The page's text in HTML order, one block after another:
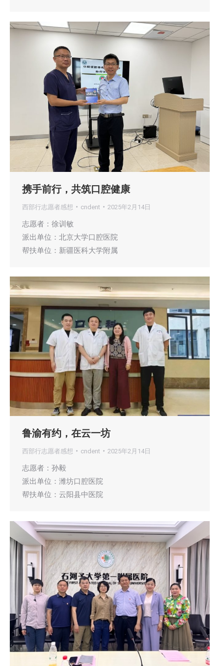
携手前行，共筑口腔健康
西部行志愿者感想 cndent 2025年2月14日
志愿者：徐训敏
派出单位：北京大学口腔医院
帮扶单位：新疆医科大学附属
鲁渝有约，在云一坊
西部行志愿者感想 cndent 2025年2月14日
志愿者：孙毅
派出单位：潍坊口腔医院
帮扶单位：云阳县中医院